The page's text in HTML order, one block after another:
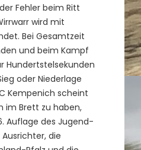
Fehler beim Ritt
wird mit
Bei Gesamtzeit
und beim Kampf
Hundertstelsekunden
oder Niederlage
Kempenich scheint
im Brett zu haben,
Auflage des Jugend-
die